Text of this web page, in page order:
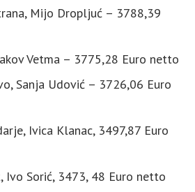
Mijo Dropljuć – 3788,39
Vetma – 3775,28 Euro netto
Sanja Udović – 3726,06 Euro
Ivica Klanac, 3497,87 Euro
Ivo Sorić, 3473, 48 Euro netto